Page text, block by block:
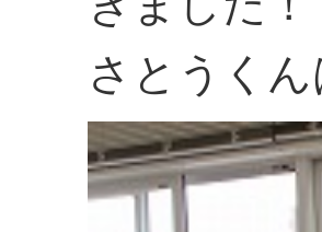
さとうく